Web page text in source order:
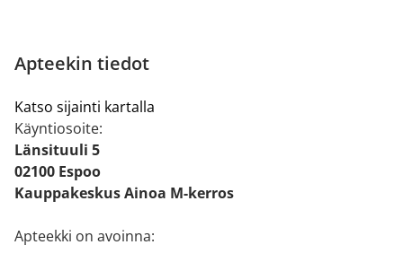
Apteekin tiedot
Katso sijainti kartalla
Käyntiosoite:
Länsituuli 5
02100 Espoo
Kauppakeskus Ainoa M-kerros
Apteekki on avoinna: